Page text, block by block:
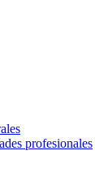
profesionales